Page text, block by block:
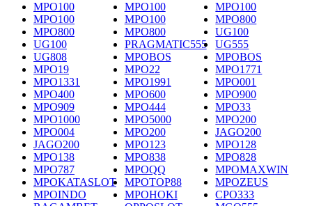
MPO100 MPO100
MPO100
MPO100
MPO100
MPO800
MPO800
MPO800
UG100
UG100
PRAGMATIC555
UG555
UG808
MPOBOS
MPOBOS
MPO19
MPO22
MPO1771
MPO1331
MPO1991
MPO001
MPO400
MPO600
MPO900
MPO909
MPO444
MPO33
MPO1000
MPO5000
MPO200
MPO004
MPO200
JAGO200
JAGO200
MPO123
MPO128
MPO138
MPO838
MPO828
MPO787
MPOQQ
MPOMAXWIN
MPOKATASLOT
MPOTOP88
MPOZEUS
MPOINDO
MPOHOKI
CPO333